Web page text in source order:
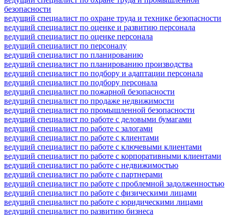
безопасности
ведущий специалист по охране труда и технике безопасности
ведущий специалист по оценке и развитию персонала
ведущий специалист по оценке персонала
ведущий специалист по персоналу
ведущий специалист по планированию
ведущий специалист по планированию производства
ведущий специалист по подбору и адаптации персонала
ведущий специалист по подбору персонала
ведущий специалист по пожарной безопасности
ведущий специалист по продаже недвижимости
ведущий специалист по промышленной безопасности
ведущий специалист по работе с деловыми бумагами
ведущий специалист по работе с залогами
ведущий специалист по работе с клиентами
ведущий специалист по работе с ключевыми клиентами
ведущий специалист по работе с корпоративными клиентами
ведущий специалист по работе с недвижимостью
ведущий специалист по работе с партнерами
ведущий специалист по работе с проблемной задолженностью
ведущий специалист по работе с физическими лицами
ведущий специалист по работе с юридическими лицами
ведущий специалист по развитию бизнеса